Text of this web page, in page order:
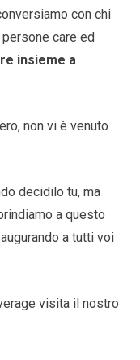
con chi
care ed
insieme a
non vi è venuto
decidilo tu, ma
a questo
a tutti voi
visita il nostro